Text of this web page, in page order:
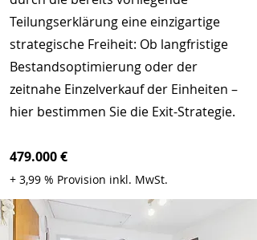
Teilungserklärung eine einzigartige
strategische Freiheit: Ob langfristige
Bestandsoptimierung oder der
zeitnahe Einzelverkauf der Einheiten –
hier bestimmen Sie die Exit-Strategie.
479.000 €
+ 3,99 % Provision inkl. MwSt.